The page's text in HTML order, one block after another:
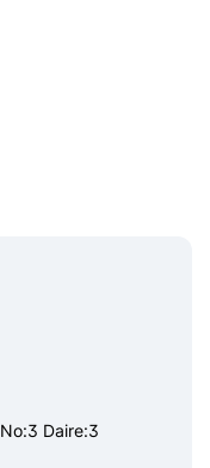
Daire:3